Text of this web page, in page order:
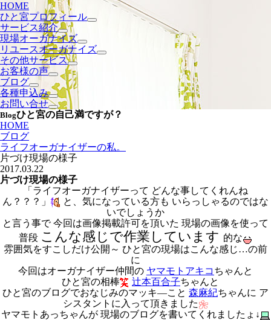
HOME
ひと宮プロフィール
サービス紹介
現場オーガナイズ
リユースオーガナイズ
その他サービス
お客様の声
ブログ
各種申込み
お問い合せ
Blogひと宮の自己満ですが？
HOME
ブログ
ライフオーガナイザーの私。
片づけ現場の様子
2017.03.22
片づけ現場の様子
「ライフオーガナイザーって どんな事してくれんね
ん？？？」
と、気になっている方も いらっしゃるのではな
いでしょうか
と言う事で 今回は画像掲載許可を頂いた 現場の画像を使って
普段 こんな感じで作業しています 的な
雰囲気をすこしだけ公開～ ひと宮の現場はこんな感じ…の前
に
今回はオーガナイザー仲間の ヤマモトアキコ ちゃんと
ひと宮の相棒
辻本百合子ちゃんと
ひと宮のブログでおなじみのマッキ―こと 森麻紀ちゃんに ア
シスタントに入って頂きました
ヤマモトあっちゃんが 現場のブログを書いてくれましたょ↓